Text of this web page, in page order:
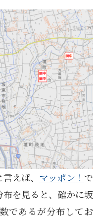
えば、 マッポン！ で
を見ると、確かに坂
であるが分布してお